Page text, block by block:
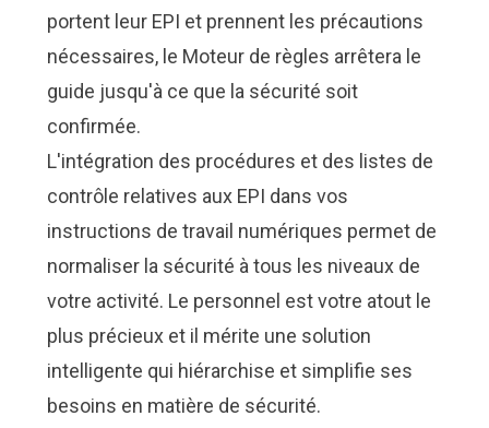
portent leur EPI et prennent les précautions
nécessaires, le Moteur de règles arrêtera le
guide jusqu'à ce que la sécurité soit
confirmée.
L'intégration des procédures et des listes de
contrôle relatives aux EPI dans vos
instructions de travail numériques permet de
normaliser la sécurité à tous les niveaux de
votre activité. Le personnel est votre atout le
plus précieux et il mérite une solution
intelligente qui hiérarchise et simplifie ses
besoins en matière de sécurité.